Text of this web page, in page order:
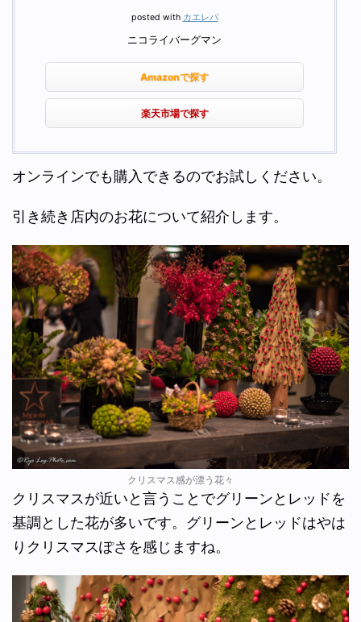
posted with カエレバ
ニコライバーグマン
Amazonで探す
楽天市場で探す
オンラインでも購入できるのでお試しください。
引き続き店内のお花について紹介します。
クリスマス感が漂う花々
クリスマスが近いと言うことでグリーンとレッドを
基調とした花が多いです。グリーンとレッドはやは
りクリスマスぽさを感じますね。